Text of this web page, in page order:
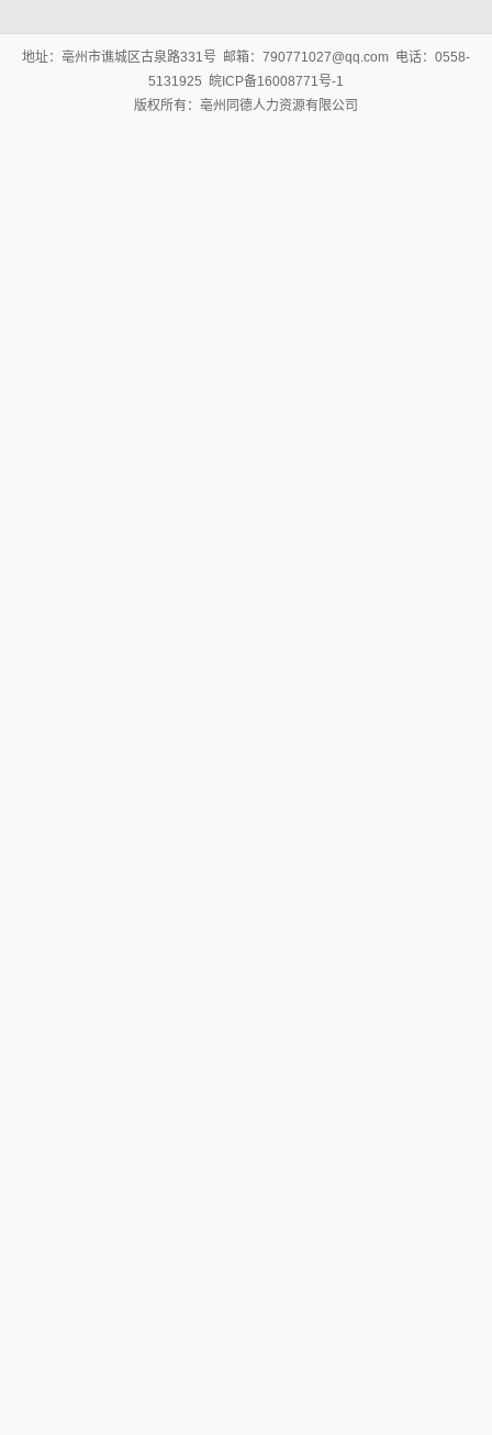
地址：亳州市谯城区古泉路331号 邮箱：790771027@qq.com 电话：0558-
5131925 皖ICP备16008771号-1
版权所有：亳州同德人力资源有限公司